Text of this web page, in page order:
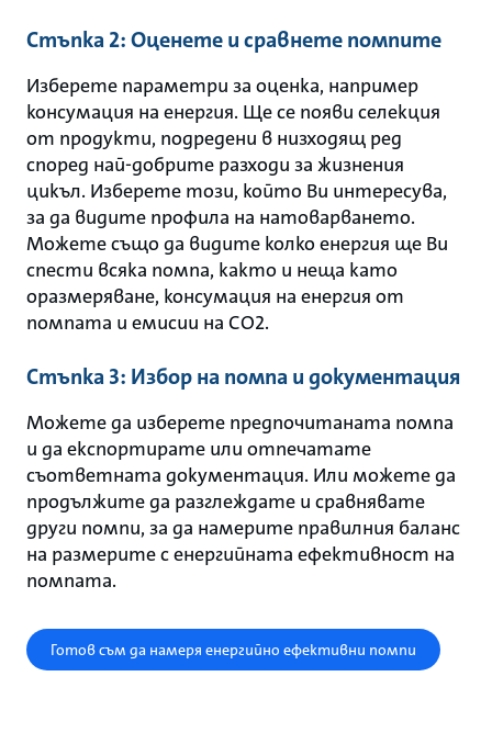
Стъпка 2: Оценете и сравнете помпите
Изберете параметри за оценка, например
консумация на енергия. Ще се появи селекция
от продукти, подредени в низходящ ред
според най-добрите разходи за жизнения
цикъл. Изберете този, който Ви интересува,
за да видите профила на натоварването.
Можете също да видите колко енергия ще Ви
спести всяка помпа, както и неща като
оразмеряване, консумация на енергия от
помпата и емисии на CO2.
Стъпка 3: Избор на помпа и документация
Можете да изберете предпочитаната помпа
и да експортирате или отпечатате
съответната документация. Или можете да
продължите да разглеждате и сравнявате
други помпи, за да намерите правилния баланс
на размерите с енергийната ефективност на
помпата.
Готов съм да намеря енергийно ефективни помпи